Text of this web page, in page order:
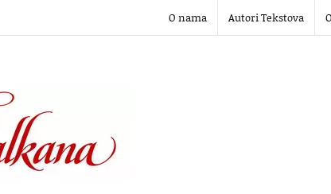
O nama Autori Tekstova